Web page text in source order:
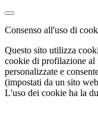
Consenso all'uso di
Questo sito utilizza
cookie di profilazione
personalizzate e
(impostati da un sito
L'uso dei cookie ha la